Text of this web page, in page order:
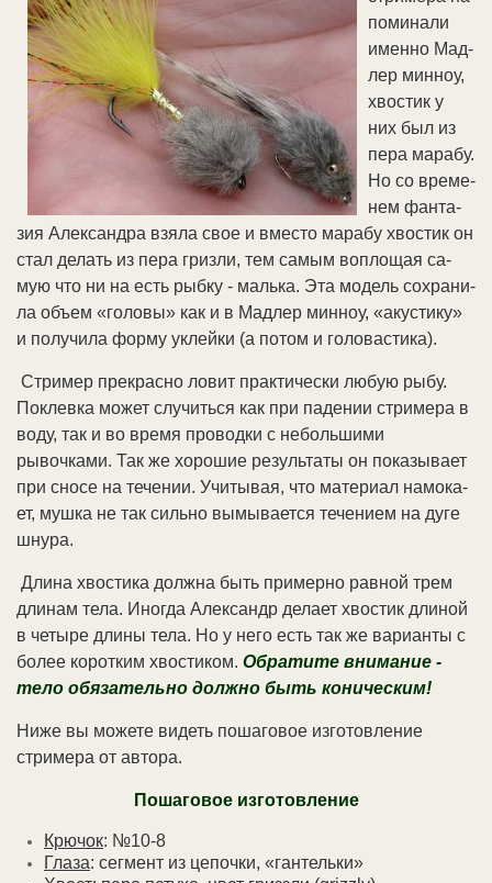
по­ми­на­ли
имен­но Мад­
лер мин­ноу,
хво­сти­к у
них был из
пе­ра ма­ра­бу.
Но со вре­ме­
нем фан­та­
зия Александра взя­ла свое и вме­сто ма­ра­бу хво­стик он
стал де­лать из пе­ра гриз­ли, тем са­мым во­пло­щая са­
мую что ни на есть рыб­ку - маль­ка. Эта мо­дель со­хра­ни­
ла объ­ем «го­ло­вы» как и в Мад­лер мин­ноу, «аку­сти­ку»
и получила фор­му ук­лей­ки (а по­том и го­ло­ва­сти­ка).
Стри­мер пре­крас­но ловит практически любую рыбу.
Поклевка может случиться как при падении стримера в
воду, так и во время проводки с небольшими
рывочками. Так же хо­ро­шие ре­зуль­та­ты он показывает
при сно­се на те­че­нии. Учи­ты­вая, что ма­те­ри­ал на­мо­ка­
ет, муш­ка не так силь­но вы­мы­ва­ет­ся те­че­ни­ем на ду­ге
шнура.
Длина хвостика должна быть примерно равной трем
длинам тела. Иногда Александр делает хвостик длиной
в четыре длины тела. Но у него есть так же варианты с
более коротким хвостиком. Обратите внимание -
тело обязательно должно быть коническим!
Ниже вы можете видеть пошаговое изготовление
стримера от автора.
Пошаговое изготовление
Крючок: №10-8
Глаза: сегмент из цепочки, «гантельки»